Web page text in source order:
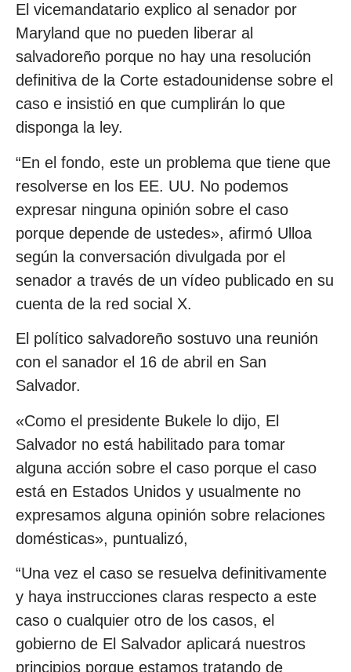
El vicemandatario explico al senador por
Maryland que no pueden liberar al
salvadoreño porque no hay una resolución
definitiva de la Corte estadounidense sobre el
caso e insistió en que cumplirán lo que
disponga la ley.
“En el fondo, este un problema que tiene que
resolverse en los EE. UU. No podemos
expresar ninguna opinión sobre el caso
porque depende de ustedes», afirmó Ulloa
según la conversación divulgada por el
senador a través de un vídeo publicado en su
cuenta de la red social X.
El político salvadoreño sostuvo una reunión
con el sanador el 16 de abril en San
Salvador.
«Como el presidente Bukele lo dijo, El
Salvador no está habilitado para tomar
alguna acción sobre el caso porque el caso
está en Estados Unidos y usualmente no
expresamos alguna opinión sobre relaciones
domésticas», puntualizó,
“Una vez el caso se resuelva definitivamente
y haya instrucciones claras respecto a este
caso o cualquier otro de los casos, el
gobierno de El Salvador aplicará nuestros
principios porque estamos tratando de